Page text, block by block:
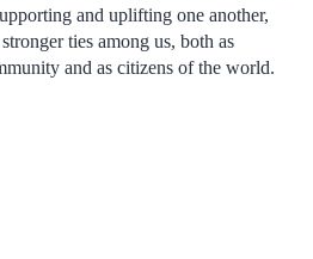
and uplifting one another,
ties among us, both as
and as citizens of the world.